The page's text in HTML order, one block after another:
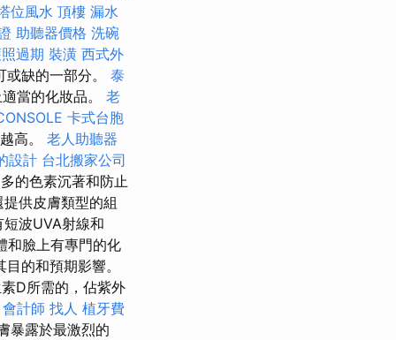
位風水 頂樓 漏水
助聽器價格 洗碗
過期 裝潢 西式外
缺的一部分。 泰
當的化妝品。 老
卡式台胞
高。 老人助聽器
設計 台北搬家公司
的色素沉著和防止
供皮膚類型的組
波UVA射線和
和臉上有專門的化
的和預期影響。
D所需的，佔紫外
會計師 找人 植牙費
暴露於最激烈的